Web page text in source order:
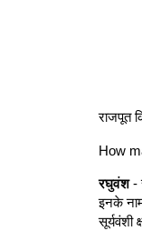
राजपूत
How
रघुवंश-
इनके
सूर्यवंशी